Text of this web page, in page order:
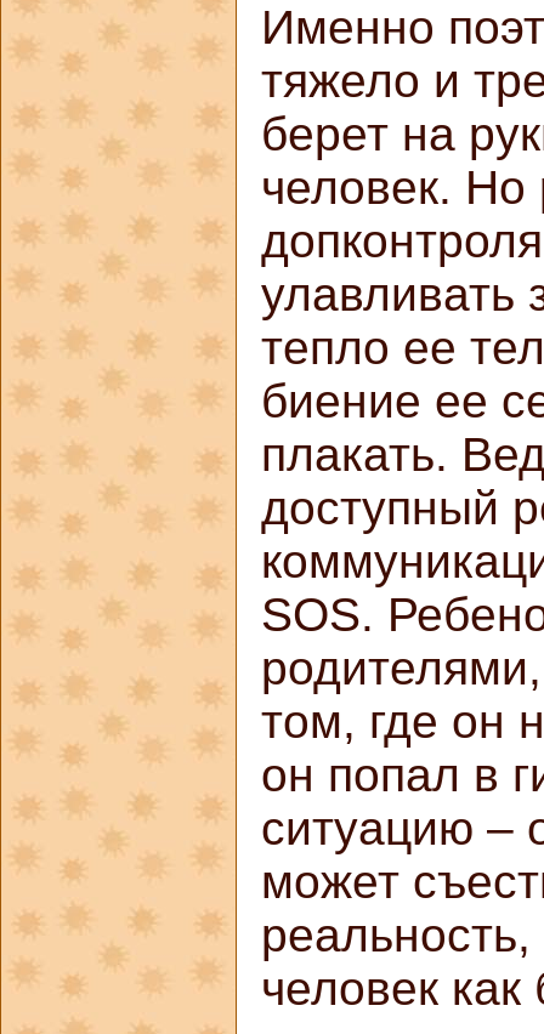
Именно
тяжело и
берет на
человек. Но
улавливать
тепло ее
биение ее
плакать.
доступный
SOS.
том, где он
он попал в
ситуацию –
может
человек как